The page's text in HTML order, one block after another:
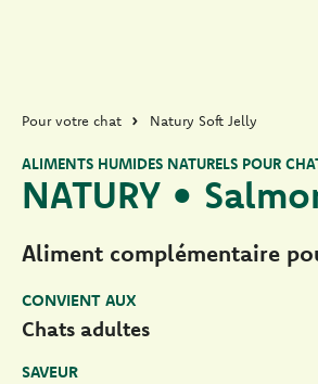
Pour votre chat Natury Soft Jelly
NATURY •
ALIMENTS HUMIDES NATURELS POUR
Aliment complémentaire
CONVIENT AUX
Chats adultes
SAVEUR